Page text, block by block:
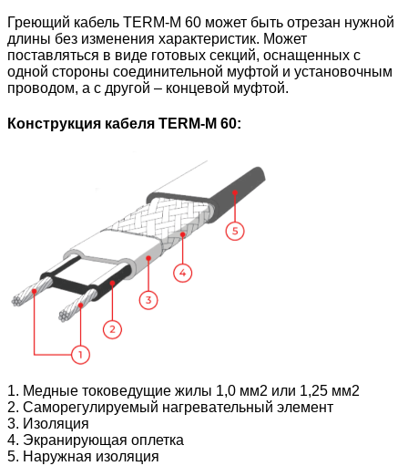
Греющий кабель TERM-М 60 может быть отрезан нужной
длины без изменения характеристик. Может
поставляться в виде готовых секций, оснащенных с
одной стороны соединительной муфтой и установочным
проводом, а с другой – концевой муфтой.
Конструкция кабеля TERM-М 60:
1. Медные токоведущие жилы 1,0 мм2 или 1,25 мм2
2. Саморегулируемый нагревательный элемент
3. Изоляция
4. Экранирующая оплетка
5. Наружная изоляция